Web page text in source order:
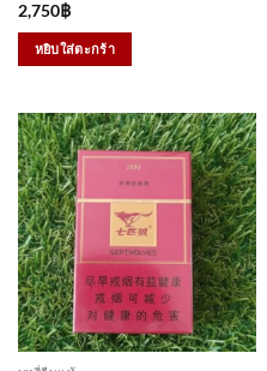
2,750฿
หยิบใส่ตะกร้า